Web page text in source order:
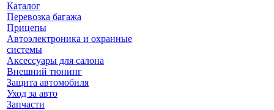
Каталог
Перевозка багажа
Прицепы
Автоэлектроника и охранные
системы
Аксессуары для салона
Внешний тюнинг
Защита автомобиля
Уход за авто
Запчасти